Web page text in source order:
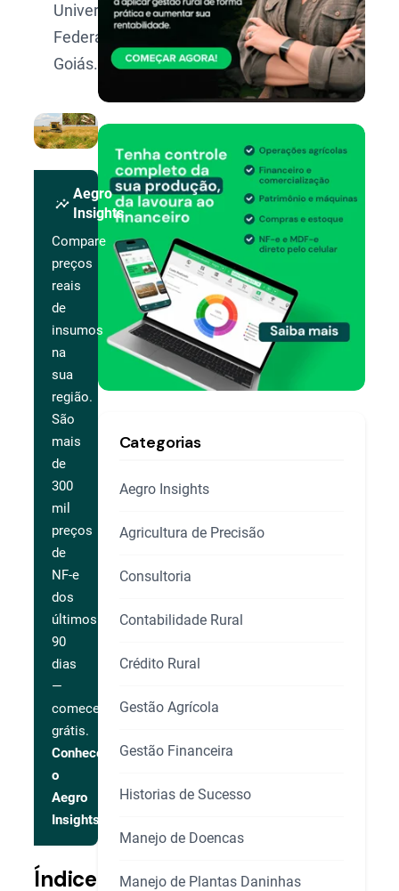
Universidade
Federal de
Goiás.
insights
Aegro
Insights
Compare
preços
reais
de
insumos
na
sua
região.
São
mais
de
300
mil
preços
de
NF-e
dos
últimos
90
dias
—
comece
grátis.
Conhecer
o
Aegro
Insights
Índice
Categorias
Aegro Insights
Agricultura de Precisão
Consultoria
Contabilidade Rural
Crédito Rural
Gestão Agrícola
Gestão Financeira
Historias de Sucesso
Manejo de Doencas
Manejo de Plantas Daninhas